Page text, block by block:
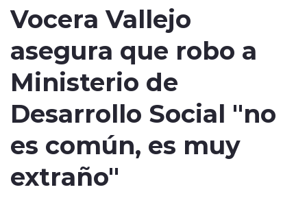
Tendencias
Internacional
Regiones al Aire
Vocera Vallejo
asegura que robo a
Ministerio de
Desarrollo Social "no
es común, es muy
extraño"